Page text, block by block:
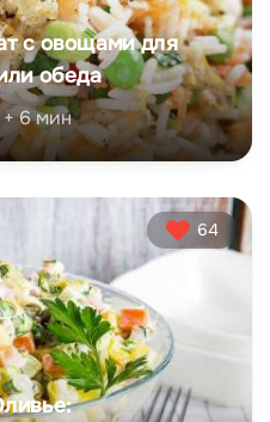
с овощами для
обеда
6 мин
64